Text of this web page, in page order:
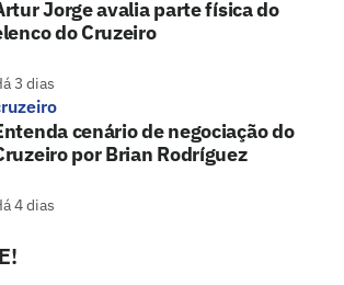
Jorge avalia parte física do
do Cruzeiro
3 dias
cenário de negociação do
por Brian Rodríguez
4 dias